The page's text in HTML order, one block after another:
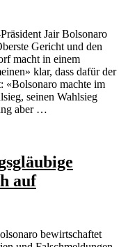
Jair Bolsonaro
Gericht und den
macht in einem
klar, dass dafür der
«Bolsonaro machte im
seinen Wahlsieg
aber …
auf
bewirtschaftet